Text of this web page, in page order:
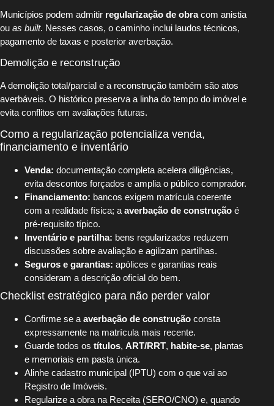
Municípios podem admitir regularização de obracom anistia
ou as built. Nesses casos, o caminho inclui laudos técnicos,
pagamento de taxas e posterior averbação.
Demolição e reconstrução
A demolição total/parcial e a reconstrução também são atos
averbáveis. O histórico preserva a linha do tempo do imóvel e
evita conflitos em avaliações futuras.
Como a regularização potencializa venda,
financiamento e inventário
Venda: documentação completa acelera diligências,
evita descontos forçados e amplia o público comprador.
Financiamento: bancos exigem matrícula coerente
com a realidade física; a averbação de construção é
pré-requisito típico.
Inventário e partilha: bens regularizados reduzem
discussões sobre avaliação e agilizam partilhas.
Seguros e garantias: apólices e garantias reais
consideram a descrição oficial do bem.
Checklist estratégico para não perder valor
Confirme se a averbação de construção consta
expressamente na matrícula mais recente.
Guarde todos os títulos, ART/RRT, habite-se, plantas
e memoriais em pasta única.
Alinhe cadastro municipal (IPTU) com o que vai ao
Registro de Imóveis.
Regularize a obra na Receita (SERO/CNO) e, quando